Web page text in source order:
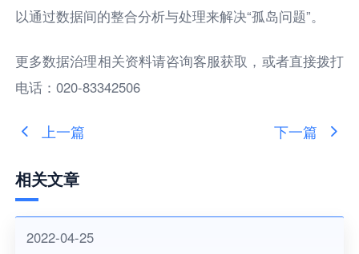
以通过数据间的整合分析与处理来解决“孤岛问题”。
更多数据治理相关资料请咨询客服获取，或者直接拨打
电话：020-83342506
上一篇 下一篇
相关文章
2022-04-25